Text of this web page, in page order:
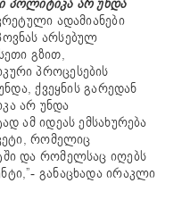
ადამიანები
არსებულ
გზით,
პროცესების
ქვეყნის გარედან
არ უნდა
ამ იდეას ემსახურება
რომელიც
და რომელსაც იღებს
განაცხადა ირაკლი